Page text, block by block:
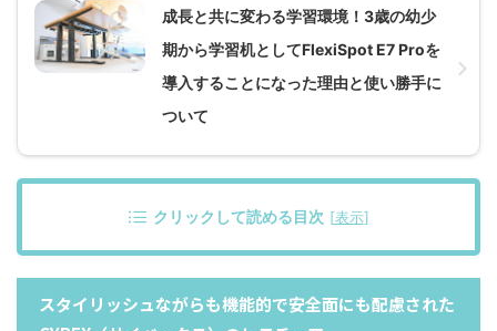
成長と共に変わる学習環境！3歳の幼少
期から学習机としてFlexiSpot E7 Proを
導入することになった理由と使い勝手に
ついて
クリックして読める目次 [表示]
スタイリッシュながらも機能的で安全面にも配慮された